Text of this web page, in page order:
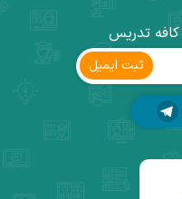
تدریس
ثبت ‌ایمیل